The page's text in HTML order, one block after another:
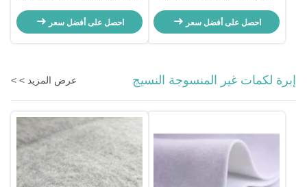
للمناديل المبللة
احصل على أفضل سعر
سبونليس للمناديل المبللة للأطفال
احصل على أفضل سعر
إبرة لكمات غير المنسوجة النسيج عرض المزيد > >